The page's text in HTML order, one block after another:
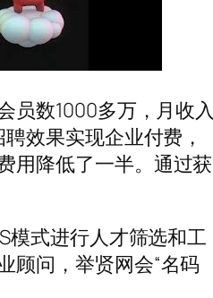
员数1000多万，月收入
效果实现企业付费，
用降低了一半。通过获
模式进行人才筛选和工
顾问，举贤网会“名码